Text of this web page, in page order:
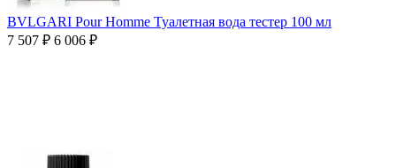
BVLGARI Pour Homme Туалетная вода тестер 100 мл
7 507 ₽ 6 006 ₽